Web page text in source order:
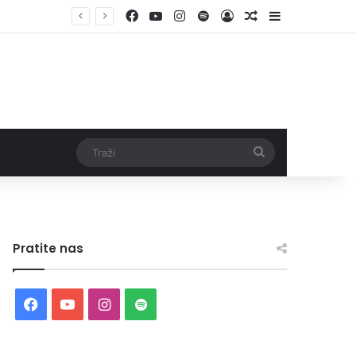
Facebook
YouTubeInstagram
SpotifyLog InRandom Article
Sidebar
Pratite nas
Facebook
YouTubeInstagram
Spotify